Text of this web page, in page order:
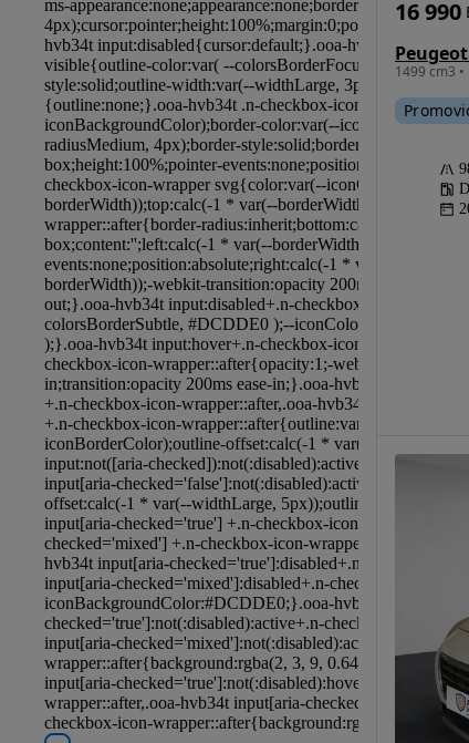
1499 cm3 •
16 990